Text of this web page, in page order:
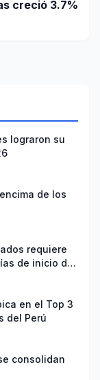
creció 3.7%
lograron su
de los
requiere
de inicio del
en el Top 3
del Perú
consolidan